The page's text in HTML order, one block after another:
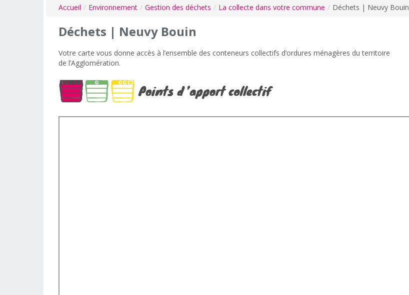
Accueil / Environnement / Gestion des déchets / La collecte dans votre commune / Déchets | Neuvy Bouin
Déchets | Neuvy Bouin
Votre carte vous donne accès à l’ensemble des conteneurs collectifs d’ordures ménagères du territoire
de l’Agglomération.